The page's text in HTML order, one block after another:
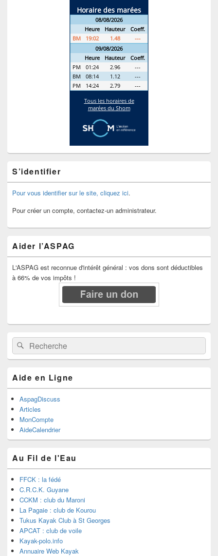
S’identifier
Pour vous identifier sur le site, cliquez ici.
Pour créer un compte, contactez-un administrateur.
Aider l’ASPAG
L'ASPAG est reconnue d'intérêt général : vos dons sont déductibles
à 66% de vos impôts !
Recherche :Rechercher
Aide en Ligne
AspagDiscuss
Articles
MonCompte
AideCalendrier
Au Fil de l'Eau
FFCK : la fédé
C.R.C.K. Guyane
CCKM : club du Maroni
La Pagaie : club de Kourou
Tukus Kayak Club à St Georges
APCAT : club de voile
Kayak-polo.info
Annuaire Web Kayak